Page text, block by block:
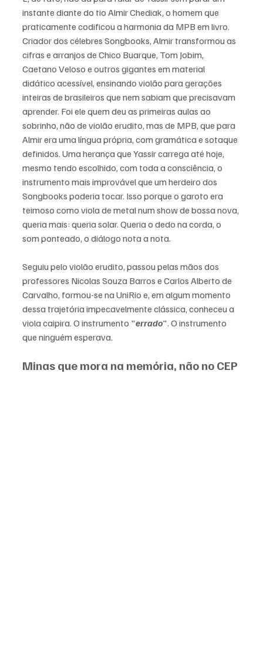
instante diante do tio Almir Chediak, o homem que
praticamente codificou a harmonia da MPB em livro.
Criador dos célebres Songbooks, Almir transformou as
cifras e arranjos de Chico Buarque, Tom Jobim,
Caetano Veloso e outros gigantes em material
didático acessível, ensinando violão para gerações
inteiras de brasileiros que nem sabiam que precisavam
aprender. Foi ele quem deu as primeiras aulas ao
sobrinho, não de violão erudito, mas de MPB, que para
Almir era uma língua própria, com gramática e sotaque
definidos. Uma herança que Yassir carrega até hoje,
mesmo tendo escolhido, com toda a consciência, o
instrumento mais improvável que um herdeiro dos
Songbooks poderia tocar. Isso porque o garoto era
teimoso como viola de metal num show de bossa nova,
queria mais: queria solar. Queria o dedo na corda, o
som ponteado, o diálogo nota a nota.
Seguiu pelo violão erudito, passou pelas mãos dos
professores Nicolas Souza Barros e Carlos Alberto de
Carvalho, formou-se na UniRio e, em algum momento
dessa trajetória impecavelmente clássica, conheceu a
viola caipira. O instrumento "errado". O instrumento
que ninguém esperava.
Minas que mora na memória, não no CEP